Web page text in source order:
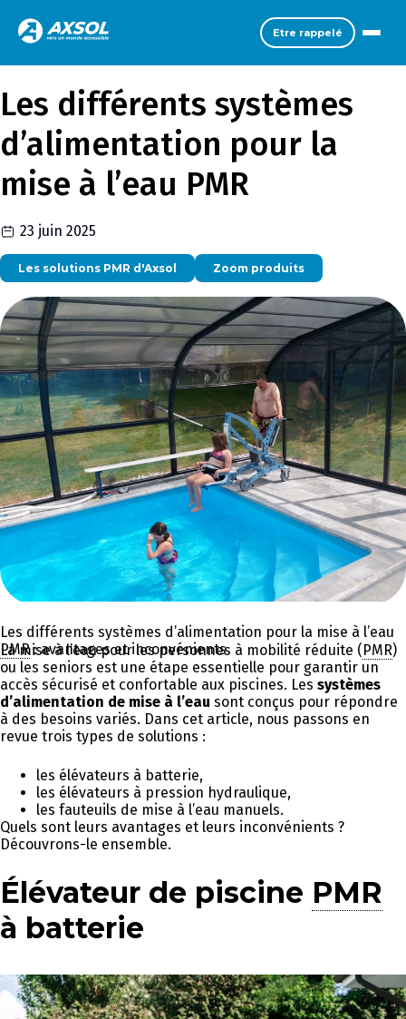
Etre rappelé
Les différents systèmes
d’alimentation pour la
mise à l’eau PMR
23 juin 2025
Les solutions PMR d'Axsol Zoom produits
Les différents systèmes d’alimentation pour la mise à l’eau
PMR: avantages et inconvénients
La mise à l’eau pour les personnes à mobilité réduite (PMR)
ou les seniors est une étape essentielle pour garantir un
accès sécurisé et confortable aux piscines. Les systèmes
d’alimentation de mise à l’eau sont conçus pour répondre
à des besoins variés. Dans cet article, nous passons en
revue trois types de solutions :
les élévateurs à batterie,
les élévateurs à pression hydraulique,
les fauteuils de mise à l’eau manuels.
Quels sont leurs avantages et leurs inconvénients ?
Découvrons-le ensemble.
Élévateur de piscine PMR
à batterie